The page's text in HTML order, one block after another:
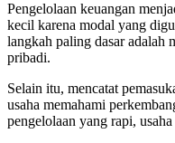
Pengelolaan keuangan
kecil karena modal yang
langkah paling dasar adalah
pribadi.
Selain itu, mencatat
usaha memahami
pengelolaan yang rapi,